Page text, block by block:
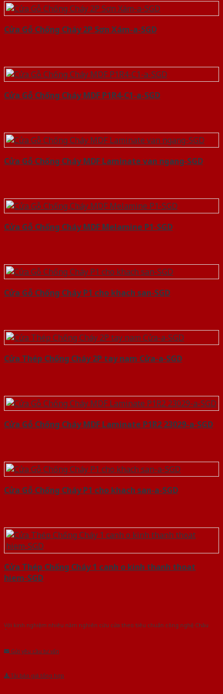
Cửa Gỗ Chống Cháy 2P Sơn Xám-a-SGD
Cửa Gỗ Chống Cháy MDF P1R4-C1-a-SGD
Cửa Gỗ Chống Cháy MDF Laminate van ngang-SGD
Cửa Gỗ Chống Cháy MDF Melamine P1-SGD
Cửa Gỗ Chống Cháy P1 cho khach san-SGD
Cửa Thép Chống Cháy 2P tay nam Cửa-a-SGD
Cửa Gỗ Chống Cháy MDF Laminate P1R2 23029-a-SGD
Cửa Gỗ Chống Cháy P1 cho khach san-a-SGD
Cửa Thép Chống Cháy 1 canh o kinh thanh thoat
hiem-SGD
Với kinh nghiệm nhiêu năm nghiên cứu cửa theo tiêu chuẩn công nghệ Châu
Gửi yêu cầu tư vấn
Tải báo giá tổng hợp